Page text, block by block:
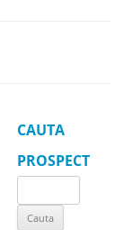
CAUTA
PROSPECT
for: